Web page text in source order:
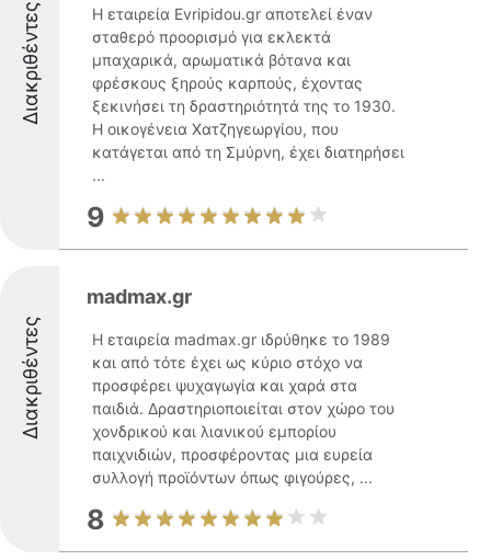
Διακριθέντες
Η εταιρεία Evripidou.gr αποτελεί έναν
σταθερό προορισμό για εκλεκτά
μπαχαρικά, αρωματικά βότανα και
φρέσκους ξηρούς καρπούς, έχοντας
ξεκινήσει τη δραστηριότητά της το 1930.
Η οικογένεια Χατζηγεωργίου, που
κατάγεται από τη Σμύρνη, έχει διατηρήσει
...
9
Διακριθέντες
madmax.gr
Η εταιρεία madmax.gr ιδρύθηκε το 1989
και από τότε έχει ως κύριο στόχο να
προσφέρει ψυχαγωγία και χαρά στα
παιδιά. Δραστηριοποιείται στον χώρο του
χονδρικού και λιανικού εμπορίου
παιχνιδιών, προσφέροντας μια ευρεία
συλλογή προϊόντων όπως φιγούρες, ...
8